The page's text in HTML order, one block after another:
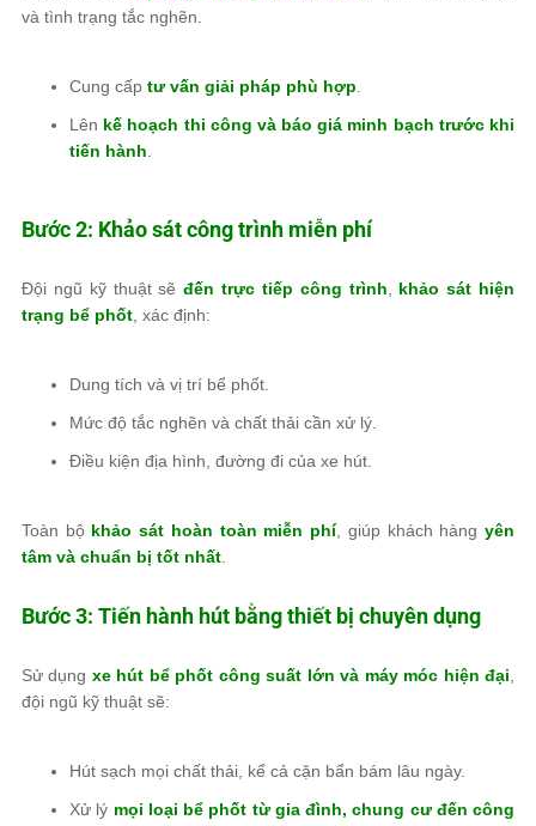
và tình trạng tắc nghẽn.
Cung cấp tư vấn giải pháp phù hợp
Lên kế hoạch thi công và báo giá minh bạch trước khi
tiến hành
Bước 2: Khảo sát công trình miễn phí
Đội ngũ kỹ thuật sẽđến trực tiếp công trình
khảo sát hiện
trạng bể phốt , xác định:
Dung tích và vị trí bể phốt.
Mức độ tắc nghẽn và chất thải cần xử lý.
Điều kiện địa hình, đường đi của xe hút.
Toàn bộ khảo sát hoàn toàn miễn phí, giúp khách hàngyên
tâm và chuẩn bị tốt nhất
Bước 3: Tiến hành hút bằng thiết bị chuyên dụng
Sử dụng xe hút bể phốt công suất lớn và máy móc hiện đại
đội ngũ kỹ thuật sẽ:
Hút sạch mọi chất thải, kể cả cặn bẩn bám lâu ngày.
Xử lý mọi loại bể phốt từ gia đình, chung cư đến công